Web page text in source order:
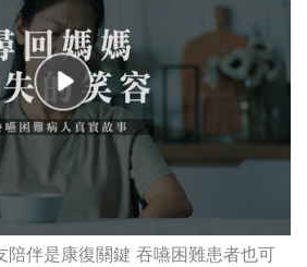
陪伴是康復關鍵 吞嚥困難患者也可